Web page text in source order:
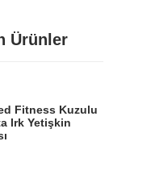
Ürünler
Fitness Kuzulu
Irk Yetişkin